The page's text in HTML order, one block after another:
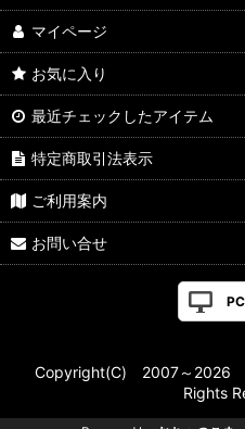
マイページ
お気に入り
最近チェックしたアイテム
特定商取引法表示
ご利用案内
お問い合せ
Copyright(C) 2007～2026
Rights